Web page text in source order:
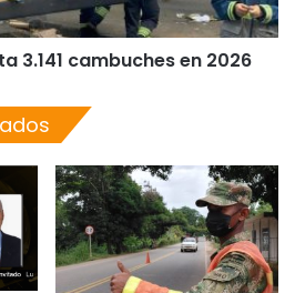
3.141 cambuches en 2026